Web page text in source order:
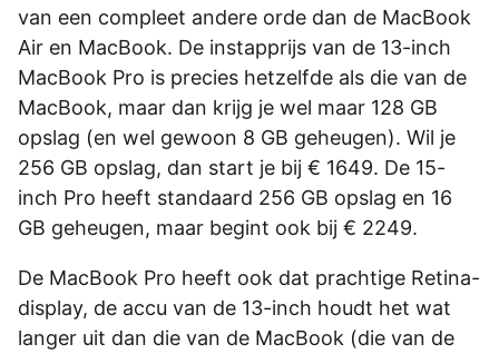
van een compleet andere orde dan de MacBook
Air en MacBook. De instapprijs van de 13-inch
MacBook Pro is precies hetzelfde als die van de
MacBook, maar dan krijg je wel maar 128 GB
opslag (en wel gewoon 8 GB geheugen). Wil je
256 GB opslag, dan start je bij € 1649. De 15-
inch Pro heeft standaard 256 GB opslag en 16
GB geheugen, maar begint ook bij € 2249.
De MacBook Pro heeft ook dat prachtige Retina-
display, de accu van de 13-inch houdt het wat
langer uit dan die van de MacBook (die van de